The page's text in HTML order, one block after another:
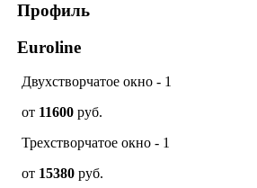
Профиль
Euroline
Двухстворчатое окно - 1
от 11600 руб.
Трехстворчатое окно - 1
от 15380 руб.